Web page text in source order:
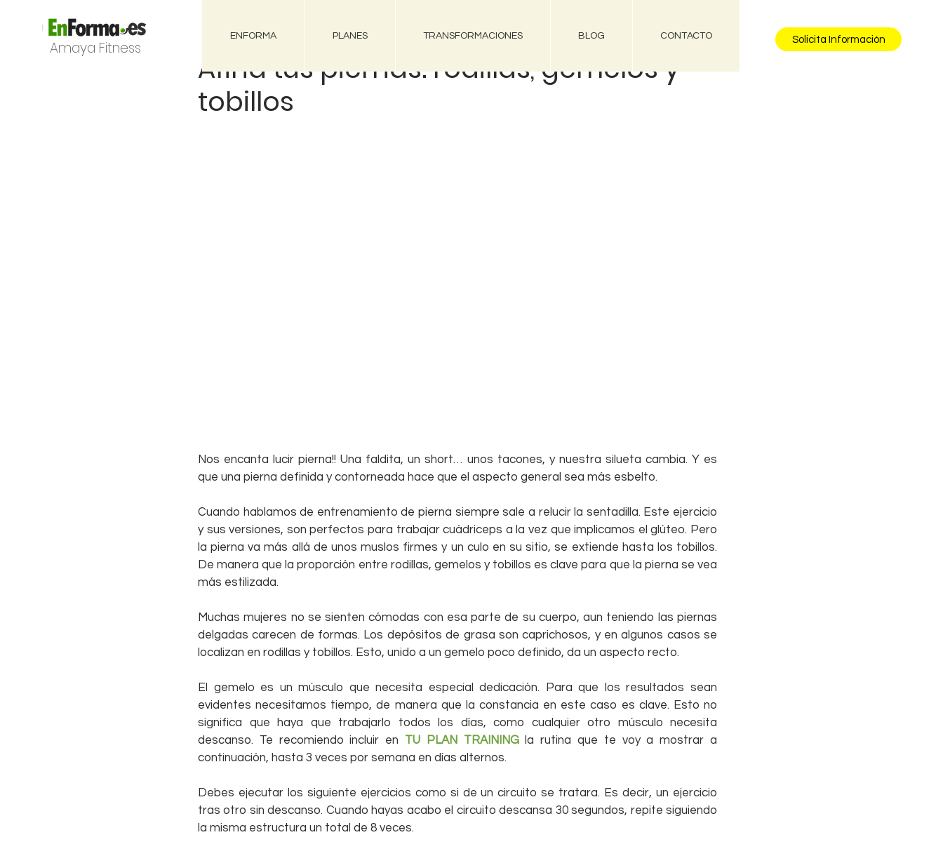
Amaya Fitness
ENFORMA PLANES TRANSFORMACIONES BLOG CONTACTO Solicita Información
Afina tus piernas: rodillas, gemelos y
tobillos
Nos encanta lucir pierna!! Una faldita, un short… unos tacones, y nuestra silueta cambia. Y es
que una pierna definida y contorneada hace que el aspecto general sea más esbelto.
Cuando hablamos de entrenamiento de pierna siempre sale a relucir la sentadilla. Este ejercicio
y sus versiones, son perfectos para trabajar cuádriceps a la vez que implicamos el glúteo. Pero
la pierna va más allá de unos muslos firmes y un culo en su sitio, se extiende hasta los tobillos.
De manera que la proporción entre rodillas, gemelos y tobillos es clave para que la pierna se vea
más estilizada.
Muchas mujeres no se sienten cómodas con esa parte de su cuerpo, aun teniendo las piernas
delgadas carecen de formas. Los depósitos de grasa son caprichosos, y en algunos casos se
localizan en rodillas y tobillos. Esto, unido a un gemelo poco definido, da un aspecto recto.
El gemelo es un músculo que necesita especial dedicación. Para que los resultados sean
evidentes necesitamos tiempo, de manera que la constancia en este caso es clave. Esto no
significa que haya que trabajarlo todos los días, como cualquier otro músculo necesita
descanso. Te recomiendo incluir en TU PLAN TRAINING la rutina que te voy a mostrar a
continuación, hasta 3 veces por semana en días alternos.
Debes ejecutar los siguiente ejercicios como si de un circuito se tratara. Es decir, un ejercicio
tras otro sin descanso. Cuando hayas acabo el circuito descansa 30 segundos, repite siguiendo
la misma estructura un total de 8 veces.